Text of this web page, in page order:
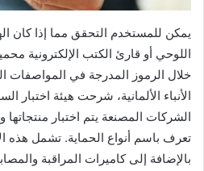
يمكن للمستخدم التحقق مما إذا كان
اللوحي أو قارئ الكتب الإلكترونية
خلال الرموز المدرجة في المواصفات
الأنباء الألمانية، شرحت هيئة اختبار
الشركات المصنعة يتم اختبار منتجاتها
تعرف باسم أنواع الحماية. تشمل هذه
بالإضافة إلى كاميرات المراقبة